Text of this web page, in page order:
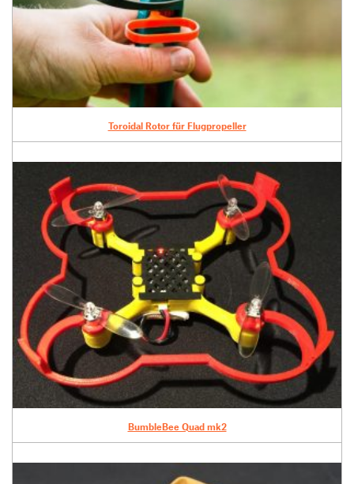
Toroidal Rotor für Flugpropeller
BumbleBee Quad mk2